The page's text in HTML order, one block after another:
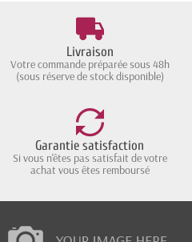
Livraison
Votre commande préparée sous 48h
(sous réserve de stock disponible)
Garantie satisfaction
Si vous n'êtes pas satisfait de votre
achat vous êtes remboursé